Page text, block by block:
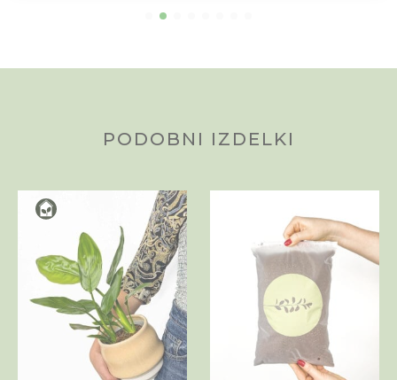
PODOBNI IZDELKI